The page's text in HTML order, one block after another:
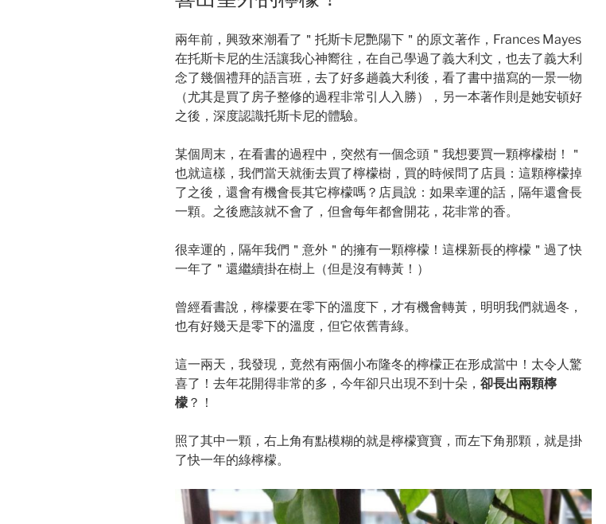
兩年前，興致來潮看了＂托斯卡尼艷陽下＂的原文著作，Frances Mayes
在托斯卡尼的生活讓我心神嚮往，在自己學過了義大利文，也去了義大利
念了幾個禮拜的語言班，去了好多趟義大利後，看了書中描寫的一景一物
（尤其是買了房子整修的過程非常引人入勝），另一本著作則是她安頓好
之後，深度認識托斯卡尼的體驗。
某個周末，在看書的過程中，突然有一個念頭＂我想要買一顆檸檬樹！＂
也就這樣，我們當天就衝去買了檸檬樹，買的時候問了店員：這顆檸檬掉
了之後，還會有機會長其它檸檬嗎？店員說：如果幸運的話，隔年還會長
一顆。之後應該就不會了，但會每年都會開花，花非常的香。
很幸運的，隔年我們＂意外＂的擁有一顆檸檬！這棵新長的檸檬＂過了快
一年了＂還繼續掛在樹上（但是沒有轉黃！）
曾經看書說，檸檬要在零下的溫度下，才有機會轉黃，明明我們就過冬，
也有好幾天是零下的溫度，但它依舊青綠。
這一兩天，我發現，竟然有兩個小布隆冬的檸檬正在形成當中！太令人驚
喜了！去年花開得非常的多，今年卻只出現不到十朵， 卻長出兩顆檸
檬？！
照了其中一顆，右上角有點模糊的就是檸檬寶寶，而左下角那顆，就是掛
了快一年的綠檸檬。